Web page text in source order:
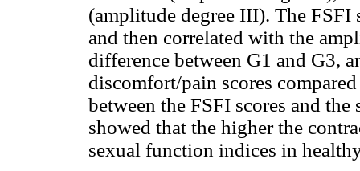
(amplitude degree III). The FSFI
and then correlated with the
difference between G1 and G3,
discomfort/pain scores
between the FSFI scores and
showed that the higher the
sexual function indices in